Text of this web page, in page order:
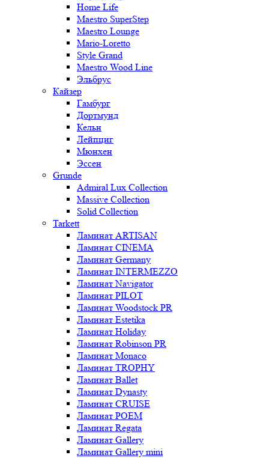
Home Life
Maestro SuperStep
Maestro Lounge
Мario-Loretto
Style Grand
Maestro Wood Line
Эльбрус
Кайзер
Гамбург
Дортмунд
Кельн
Лейпциг
Мюнхен
Эссен
Grunde
Admiral Lux Collection
Massive Collection
Solid Collection
Tarkett
Ламинат ARTISAN
Ламинат CINEMA
Ламинат Germany
Ламинат INTERMEZZO
Ламинат Navigator
Ламинат PILOT
Ламинат Woodstock PR
Ламинат Estetika
Ламинат Holiday
Ламинат Robinson PR
Ламинат Monaco
Ламинат TROPHY
Ламинат Ballet
Ламинат Dynasty
Ламинат CRUISE
Ламинат POEM
Ламинат Regata
Ламинат Gallery
Ламинат Gallery mini